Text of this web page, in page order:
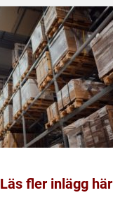
Läs fler inlägg här